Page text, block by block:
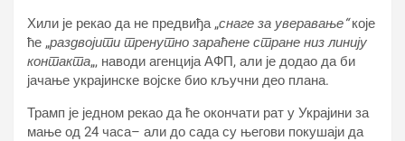
Хили је рекао да не предвиђа „снаге за уверавање“које
ће „раздвојити тренутно зараћене стране низ линију
контакта„, наводи агенција АФП, али је додао да би
јачање украјинске војске био кључни део плана.
Трамп је једном рекао да ће окончати рат у Украјини за
мање од 24 часа– али до сада су његови покушаји да